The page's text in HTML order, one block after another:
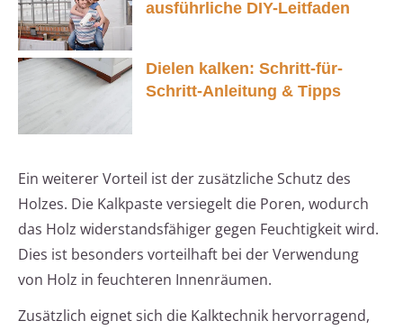
ausführliche DIY-Leitfaden
Dielen kalken: Schritt-für-
Schritt-Anleitung & Tipps
Ein weiterer Vorteil ist der zusätzliche Schutz des
Holzes. Die Kalkpaste versiegelt die Poren, wodurch
das Holz widerstandsfähiger gegen Feuchtigkeit wird.
Dies ist besonders vorteilhaft bei der Verwendung
von Holz in feuchteren Innenräumen.
Zusätzlich eignet sich die Kalktechnik hervorragend,